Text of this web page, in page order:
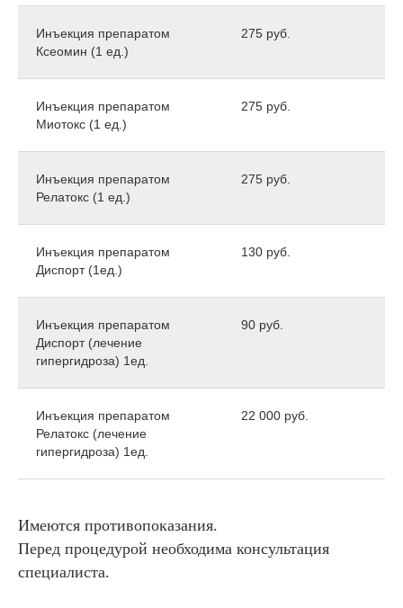
Инъекция препаратом
Ксеомин (1 ед.)
275 руб.
Инъекция препаратом
Миотокс (1 ед.)
275 руб.
Инъекция препаратом
Релатокс (1 ед.)
275 руб.
Инъекция препаратом
Диспорт (1ед.)
130 руб.
Инъекция препаратом
Диспорт (лечение
гипергидроза) 1ед.
90 руб.
Инъекция препаратом
Релатокс (лечение
гипергидроза) 1ед.
22 000 руб.
Имеются противопоказания.
Перед процедурой необходима консультация
специалиста.